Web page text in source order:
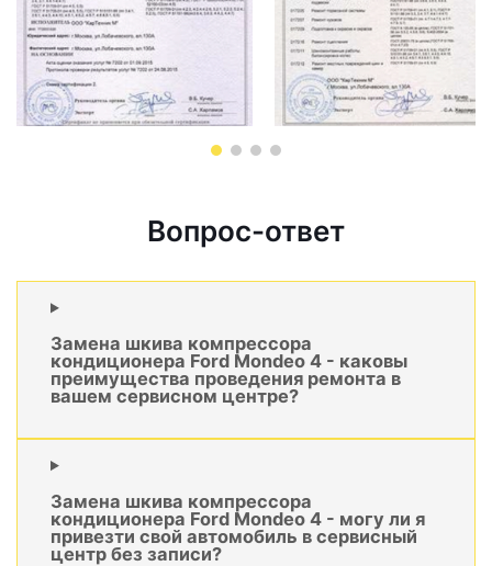
Вопрос-ответ
Замена шкива компрессора
кондиционера Ford Mondeo 4 - каковы
преимущества проведения ремонта в
вашем сервисном центре?
Замена шкива компрессора
кондиционера Ford Mondeo 4 - могу ли я
привезти свой автомобиль в сервисный
центр без записи?